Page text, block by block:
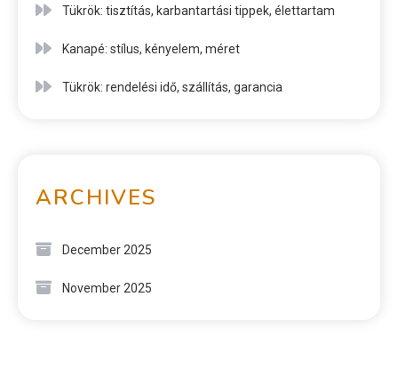
Tükrök: tisztítás, karbantartási tippek, élettartam
Kanapé: stílus, kényelem, méret
Tükrök: rendelési idő, szállítás, garancia
ARCHIVES
December 2025
November 2025